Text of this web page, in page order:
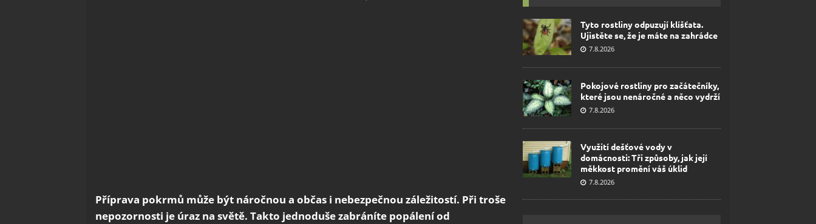
Příprava pokrmů může být náročnou a občas i nebezpečnou záležitostí. Při troše
nepozornosti je úraz na světě. Takto jednoduše zabráníte popálení od
Tyto rostliny odpuzují klíšťata.
Ujistěte se, že je máte na zahrádce
7.8.2026
Pokojové rostliny pro začátečníky,
které jsou nenáročné a něco vydrží
7.8.2026
Využití dešťové vody v
domácnosti: Tři způsoby, jak její
měkkost promění váš úklid
7.8.2026